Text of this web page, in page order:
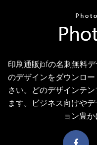
印刷通販jbfの名刺無料
のデザインをダウンロ
さい。どのデザインテ
ます。ビジネス向けや
ョン豊か